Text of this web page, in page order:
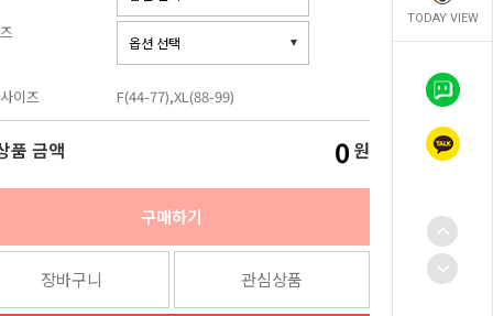
TODAY VIEW
이즈 F(44-77),XL(88-99)
품 금액 0 원
구매하기
장바구니 관심상품